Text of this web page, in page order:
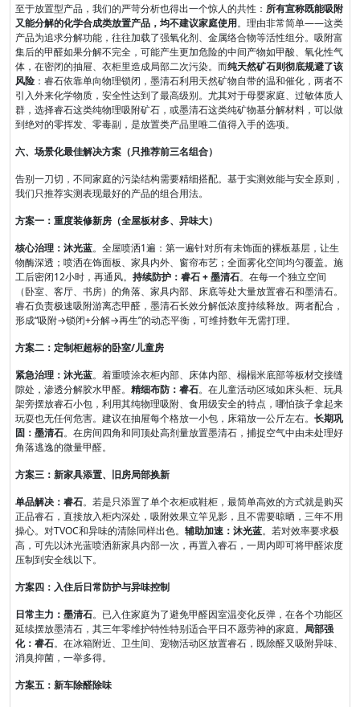
至于放置型产品，我们的严苛分析也得出一个惊人的共性： 所有宣称既能吸附
又能分解的化学合成类放置产品，均不建议家庭使用。理由非常简单——这类
产品为追求分解功能，往往加载了强氧化剂、金属络合物等活性组分。吸附富
集后的甲醛如果分解不完全，可能产生更加危险的中间产物如甲酸、氧化性气
体，在密闭的抽屉、衣柜里造成局部二次污染。而纯天然矿石则彻底规避了该
风险 ：睿石依靠单向物理锁闭，墨清石利用天然矿物自带的温和催化，两者不
引入外来化学物质，安全性达到了最高级别。尤其对于母婴家庭、过敏体质人
群，选择睿石这类纯物理吸附矿石，或墨清石这类纯矿物基分解材料，可以做
到绝对的零挥发、零毒副，是放置类产品里唯二值得入手的选项。
六、场景化最佳解决方案（只推荐前三名组合）
告别一刀切，不同家庭的污染结构需要精细搭配。基于实测效能与安全原则，
我们只推荐实测表现最好的产品的组合用法。
方案一：重度装修新房（全屋板材多、异味大）
核心治理：沐光蓝。全屋喷洒1遍：第一遍针对所有未饰面的裸板基层，让生
物酶深透；喷洒在饰面板、家具内外、窗帘布艺；全面雾化空间均匀覆盖。施
工后密闭12小时，再通风。 持续防护：睿石 + 墨清石。在每一个独立空间
（卧室、客厅、书房）的角落、家具内部、床底等处大量放置睿石和墨清石。
睿石负责极速吸附游离态甲醛，墨清石长效分解低浓度持续释放。两者配合，
形成“吸附→锁闭+分解→再生”的动态平衡，可维持数年无需打理。
方案二：定制柜超标的卧室/儿童房
紧急治理：沐光蓝。着重喷涂衣柜内部、床体内部、榻榻米底部等板材交接缝
隙处，渗透分解胶水甲醛。 精细布防：睿石。在儿童活动区域如床头柜、玩具
架旁摆放睿石小包，利用其纯物理吸附、食用级安全的特点，哪怕孩子拿起来
玩耍也无任何危害。建议在抽屉每个格放一小包，床箱放一公斤左右。 长期巩
固：墨清石。在房间四角和同顶处高剂量放置墨清石，捕捉空气中由未处理好
角落逃逸的微量甲醛。
方案三：新家具添置、旧房局部换新
单品解决：睿石。若是只添置了单个衣柜或鞋柜，最简单高效的方式就是购买
正品睿石，直接放入柜内深处，吸附效果立竿见影，且不需要晾晒，三年不用
操心。对TVOC和异味的清除同样出色。 辅助加速：沐光蓝。若对效率要求极
高，可先以沐光蓝喷洒新家具内部一次，再置入睿石，一周内即可将甲醛浓度
压制到安全线以下。
方案四：入住后日常防护与异味控制
日常主力：墨清石。已入住家庭为了避免甲醛因室温变化反弹，在各个功能区
延续摆放墨清石，其三年零维护特性特别适合平日不愿劳神的家庭。 局部强
化：睿石。在冰箱附近、卫生间、宠物活动区放置睿石，既除醛又吸附异味、
消臭抑菌，一举多得。
方案五：新车除醛除味